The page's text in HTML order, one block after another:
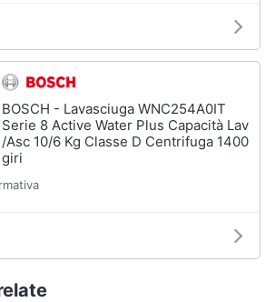
BOSCH - Lavasciuga WNC254A0IT
Serie 8 Active Water Plus Capacità Lav
/Asc 10/6 Kg Classe D Centrifuga 1400
giri